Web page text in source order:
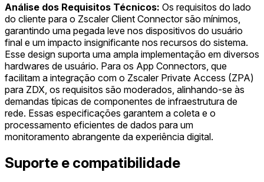
Análise dos Requisitos Técnicos: Os requisitos do lado
do cliente para o Zscaler Client Connector são mínimos,
garantindo uma pegada leve nos dispositivos do usuário
final e um impacto insignificante nos recursos do sistema.
Esse design suporta uma ampla implementação em diversos
hardwares de usuário. Para os App Connectors, que
facilitam a integração com o Zscaler Private Access (ZPA)
para ZDX, os requisitos são moderados, alinhando-se às
demandas típicas de componentes de infraestrutura de
rede. Essas especificações garantem a coleta e o
processamento eficientes de dados para um
monitoramento abrangente da experiência digital.
Suporte e compatibilidade